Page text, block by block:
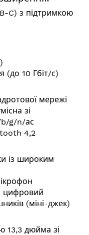
C) з підтримкою
(до 10 Гбіт/с)
мережі
зі
b/g/n/ас
4,2
із широким
цифровий
(міні-джек)
13,3 дюйма зі